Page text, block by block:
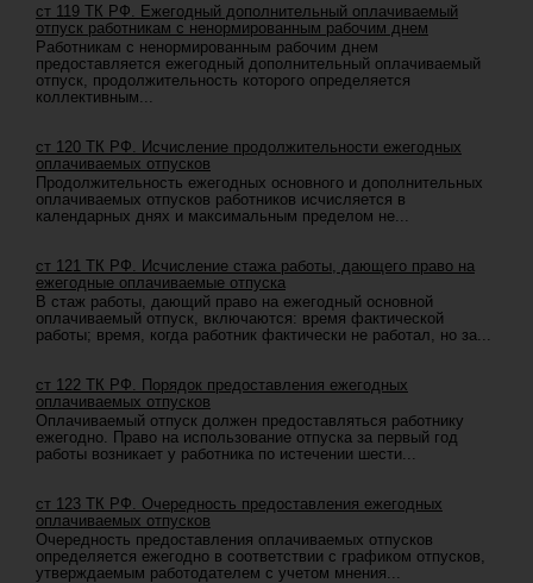
ст 119 ТК РФ. Ежегодный дополнительный оплачиваемый
отпуск работникам с ненормированным рабочим днем
Работникам с ненормированным рабочим днем
предоставляется ежегодный дополнительный оплачиваемый
отпуск, продолжительность которого определяется
коллективным...
ст 120 ТК РФ. Исчисление продолжительности ежегодных
оплачиваемых отпусков
Продолжительность ежегодных основного и дополнительных
оплачиваемых отпусков работников исчисляется в
календарных днях и максимальным пределом не...
ст 121 ТК РФ. Исчисление стажа работы, дающего право на
ежегодные оплачиваемые отпуска
В стаж работы, дающий право на ежегодный основной
оплачиваемый отпуск, включаются: время фактической
работы; время, когда работник фактически не работал, но за...
ст 122 ТК РФ. Порядок предоставления ежегодных
оплачиваемых отпусков
Оплачиваемый отпуск должен предоставляться работнику
ежегодно. Право на использование отпуска за первый год
работы возникает у работника по истечении шести...
ст 123 ТК РФ. Очередность предоставления ежегодных
оплачиваемых отпусков
Очередность предоставления оплачиваемых отпусков
определяется ежегодно в соответствии с графиком отпусков,
утверждаемым работодателем с учетом мнения...